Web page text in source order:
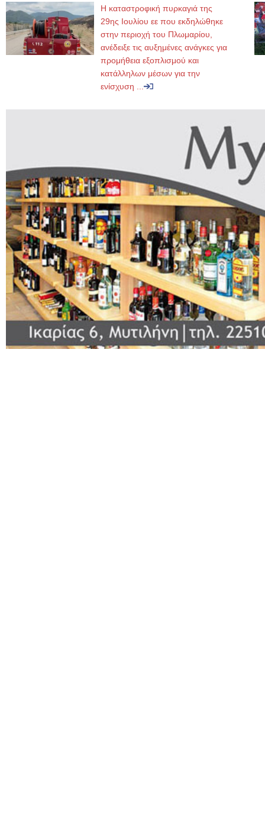
Η καταστροφική πυρκαγιά της
29ης Ιουλίου εε που εκδηλώθηκε
στην περιοχή του Πλωμαρίου,
ανέδειξε τις αυξημένες ανάγκες για
προμήθεια εξοπλισμού και
κατάλληλων μέσων για την
ενίσχυση ...